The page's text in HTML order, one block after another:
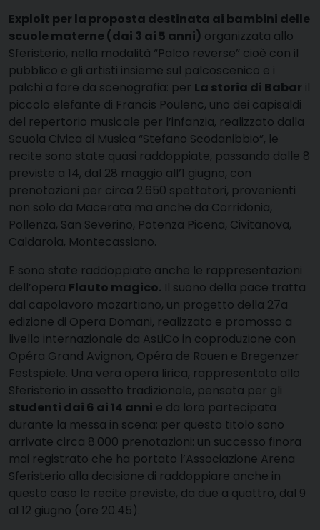
Exploit per la proposta destinata ai bambini delle
scuole materne (dai 3 ai 5 anni) organizzata allo
Sferisterio, nella modalità “Palco reverse” cioè con il
pubblico e gli artisti insieme sul palcoscenico e i
palchi a fare da scenografia: per La storia di Babar il
piccolo elefante di Francis Poulenc, uno dei capisaldi
del repertorio musicale per l’infanzia, realizzato dalla
Scuola Civica di Musica “Stefano Scodanibbio”, le
recite sono state quasi raddoppiate, passando dalle 8
previste a 14, dal 28 maggio all’1 giugno, con
prenotazioni per circa 2.650 spettatori, provenienti
non solo da Macerata ma anche da Corridonia,
Pollenza, San Severino, Potenza Picena, Civitanova,
Caldarola, Montecassiano.
E sono state raddoppiate anche le rappresentazioni
dell’opera Flauto magico. Il suono della pace tratta
dal capolavoro mozartiano, un progetto della 27a
edizione di Opera Domani, realizzato e promosso a
livello internazionale da AsLiCo in coproduzione con
Opéra Grand Avignon, Opéra de Rouen e Bregenzer
Festspiele. Una vera opera lirica, rappresentata allo
Sferisterio in assetto tradizionale, pensata per gli
studenti dai 6 ai 14 anni e da loro partecipata
durante la messa in scena; per questo titolo sono
arrivate circa 8.000 prenotazioni: un successo finora
mai registrato che ha portato l’Associazione Arena
Sferisterio alla decisione di raddoppiare anche in
questo caso le recite previste, da due a quattro, dal 9
al 12 giugno (ore 20.45).